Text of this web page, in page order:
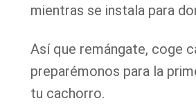
mientras se instala para
Así que remángate, coge
preparémonos para la
tu cachorro.